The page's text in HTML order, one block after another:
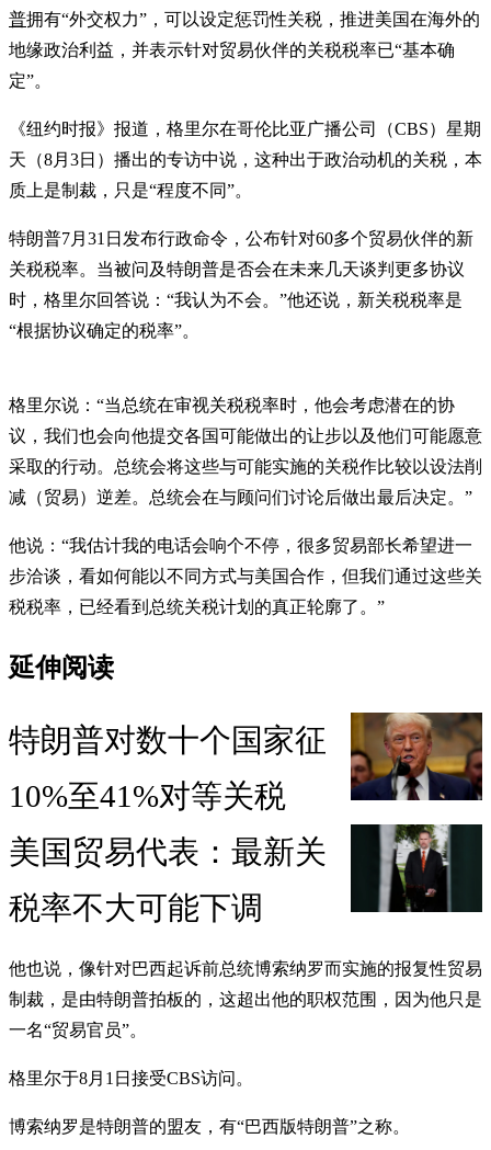
普拥有“外交权力”，可以设定惩罚性关税，推进美国在海外的
地缘政治利益，并表示针对贸易伙伴的关税税率已“基本确
定”。
《纽约时报》报道，格里尔在哥伦比亚广播公司（CBS）星期
天（8月3日）播出的专访中说，这种出于政治动机的关税，本
质上是制裁，只是“程度不同”。
特朗普7月31日发布行政命令，公布针对60多个贸易伙伴的新
关税税率。当被问及特朗普是否会在未来几天谈判更多协议
时，格里尔回答说：“我认为不会。”他还说，新关税税率是
“根据协议确定的税率”。
格里尔说：“当总统在审视关税税率时，他会考虑潜在的协
议，我们也会向他提交各国可能做出的让步以及他们可能愿意
采取的行动。总统会将这些与可能实施的关税作比较以设法削
减（贸易）逆差。总统会在与顾问们讨论后做出最后决定。”
他说：“我估计我的电话会响个不停，很多贸易部长希望进一
步洽谈，看如何能以不同方式与美国合作，但我们通过这些关
税税率，已经看到总统关税计划的真正轮廓了。”
延伸阅读
特朗普对数十个国家征
10%至41%对等关税
美国贸易代表：最新关
税率不大可能下调
他也说，像针对巴西起诉前总统博索纳罗而实施的报复性贸易
制裁，是由特朗普拍板的，这超出他的职权范围，因为他只是
一名“贸易官员”。
格里尔于8月1日接受CBS访问。
博索纳罗是特朗普的盟友，有“巴西版特朗普”之称。